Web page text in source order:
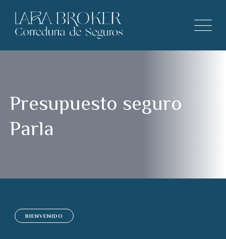
Presupuesto seguro
Parla
BIENVENIDO